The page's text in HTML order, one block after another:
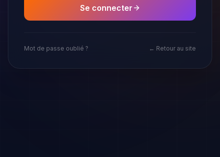
Se connecter
Mot de passe oublié ? ← Retour au site